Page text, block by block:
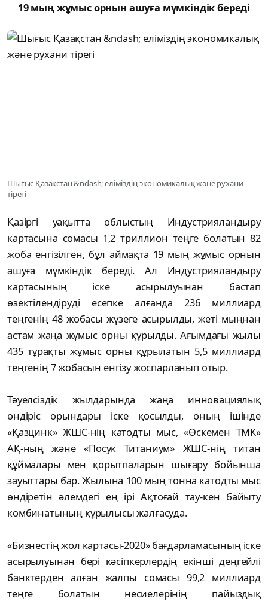
19 мың жұмыс орнын ашуға мүмкіндік береді
Шығыс Қазақстан &ndash; еліміздің экономикалық және рухани
тірегі
Қазіргі уақытта облыстың Индустрияландыру
картасына сомасы 1,2 триллион теңге болатын 82
жоба енгізілген, бұл аймақта 19 мың жұмыс орнын
ашуға мүмкіндік береді. Ал Индустрияландыру
картасының іске асырылуынан бастап
өзектілендіруді есепке алғанда 236 миллиард
теңгенің 48 жобасы жүзеге асырылды, жеті мыңнан
астам жаңа жұмыс орны құрылды. Ағымдағы жылы
435 тұрақты жұмыс орны құрылатын 5,5 миллиард
теңгенің 7 жобасын енгізу жоспарланып отыр.
Тәуелсіздік жылдарында жаңа инновациялық
өндіріс орындары іске қосылды, оның ішінде
«Қазцинк» ЖШС-нің катодты мыс, «Өскемен ТМК»
АҚ-ның және «Посук Титаниум» ЖШС-нің титан
құймалары мен қорытпаларын шығару бойынша
зауыттары бар. Жылына 100 мың тонна катодты мыс
өндіретін әлемдегі ең ірі Ақтоғай тау-кен байыту
комбинатының құрылысы жалғасуда.
«Бизнестің жол картасы-2020» бағдарламасының іске
асырылуынан бері кәсіпкерлердің екінші деңгейлі
банктерден алған жалпы сомасы 99,2 миллиард
теңге болатын несиелерінің пайыздық